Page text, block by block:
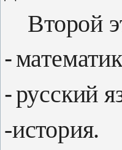
Второй
-
-русский
-история.